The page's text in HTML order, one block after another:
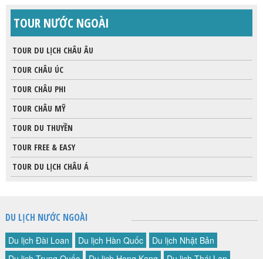
TOUR NƯỚC NGOÀI
TOUR DU LỊCH CHÂU ÂU
TOUR CHÂU ÚC
TOUR CHÂU PHI
TOUR CHÂU MỸ
TOUR DU THUYỀN
TOUR FREE & EASY
TOUR DU LỊCH CHÂU Á
DU LỊCH NƯỚC NGOÀI
Du lịch Đài Loan Du lịch Hàn Quốc
Du lịch Nhật Bản